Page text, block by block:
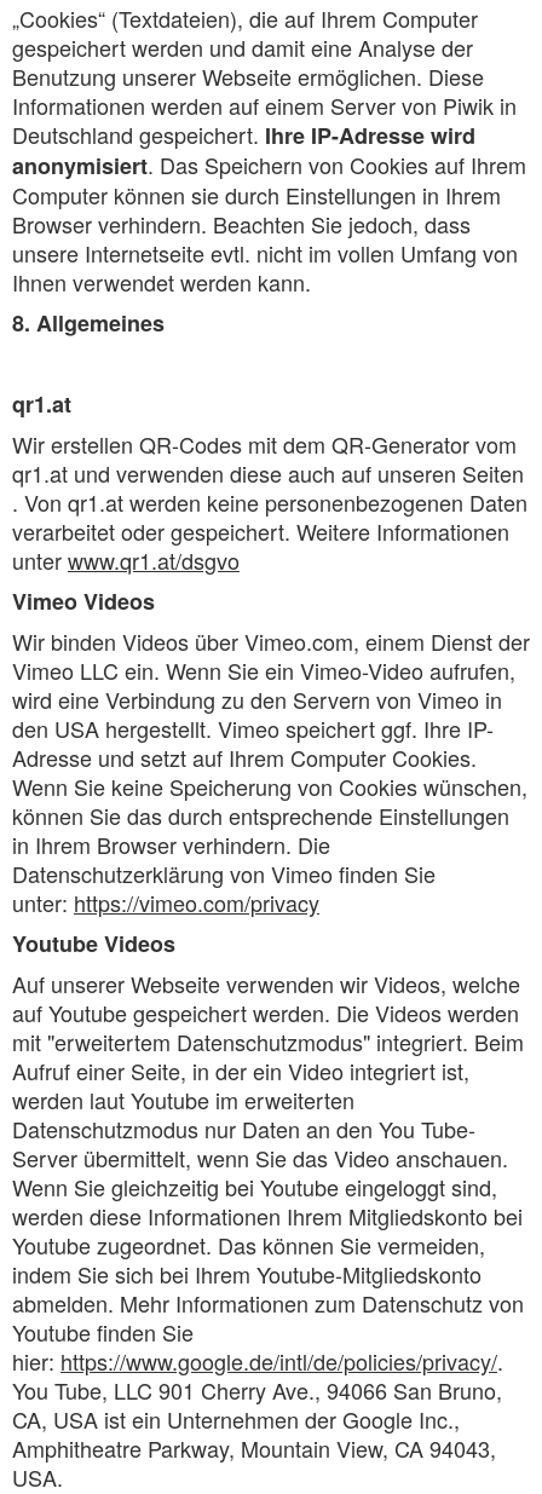
„Cookies“ (Textdateien), die auf Ihrem Computer
gespeichert werden und damit eine Analyse der
Benutzung unserer Webseite ermöglichen. Diese
Informationen werden auf einem Server von Piwik in
Deutschland gespeichert. Ihre IP-Adresse wird
anonymisiert. Das Speichern von Cookies auf Ihrem
Computer können sie durch Einstellungen in Ihrem
Browser verhindern. Beachten Sie jedoch, dass
unsere Internetseite evtl. nicht im vollen Umfang von
Ihnen verwendet werden kann.
8. Allgemeines
qr1.at
Wir erstellen QR-Codes mit dem QR-Generator vom
qr1.at und verwenden diese auch auf unseren Seiten
. Von qr1.at werden keine personenbezogenen Daten
verarbeitet oder gespeichert. Weitere Informationen
unterwww.qr1.at/dsgvo
Vimeo Videos
Wir binden Videos über Vimeo.com, einem Dienst der
Vimeo LLC ein. Wenn Sie ein Vimeo-Video aufrufen,
wird eine Verbindung zu den Servern von Vimeo in
den USA hergestellt. Vimeo speichert ggf. Ihre IP-
Adresse und setzt auf Ihrem Computer Cookies.
Wenn Sie keine Speicherung von Cookies wünschen,
können Sie das durch entsprechende Einstellungen
in Ihrem Browser verhindern. Die
Datenschutzerklärung von Vimeo finden Sie
unter: https://vimeo.com/privacy
Youtube Videos
Auf unserer Webseite verwenden wir Videos, welche
auf Youtube gespeichert werden. Die Videos werden
mit "erweitertem Datenschutzmodus" integriert. Beim
Aufruf einer Seite, in der ein Video integriert ist,
werden laut Youtube im erweiterten
Datenschutzmodus nur Daten an den You Tube-
Server übermittelt, wenn Sie das Video anschauen.
Wenn Sie gleichzeitig bei Youtube eingeloggt sind,
werden diese Informationen Ihrem Mitgliedskonto bei
Youtube zugeordnet. Das können Sie vermeiden,
indem Sie sich bei Ihrem Youtube-Mitgliedskonto
abmelden. Mehr Informationen zum Datenschutz von
Youtube finden Sie
hier: https://www.google.de/intl/de/policies/privacy/.
You Tube, LLC 901 Cherry Ave., 94066 San Bruno,
CA, USA ist ein Unternehmen der Google Inc.,
Amphitheatre Parkway, Mountain View, CA 94043,
USA.